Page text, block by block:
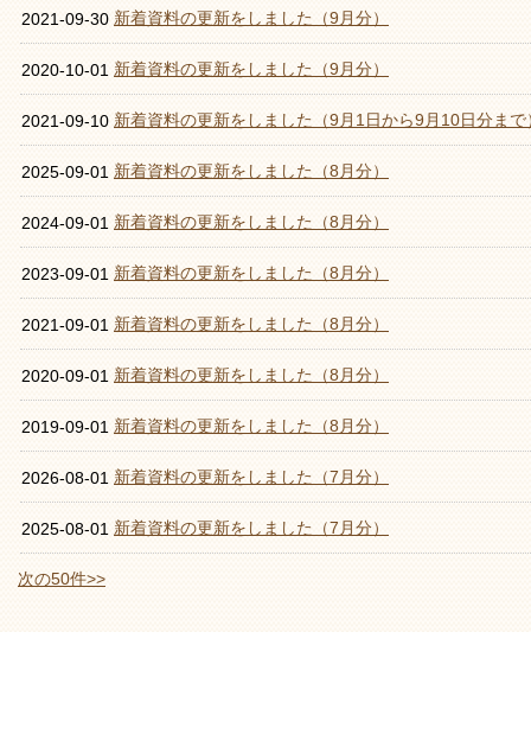
2021-09-30 新着資料の更新をしました（9月分）
2020-10-01 新着資料の更新をしました（9月分）
2021-09-10 新着資料の更新をしました（9月1日から9月10日分まで
2025-09-01 新着資料の更新をしました（8月分）
2024-09-01 新着資料の更新をしました（8月分）
2023-09-01 新着資料の更新をしました（8月分）
2021-09-01 新着資料の更新をしました（8月分）
2020-09-01 新着資料の更新をしました（8月分）
2019-09-01 新着資料の更新をしました（8月分）
2026-08-01 新着資料の更新をしました（7月分）
2025-08-01 新着資料の更新をしました（7月分）
次の50件>>